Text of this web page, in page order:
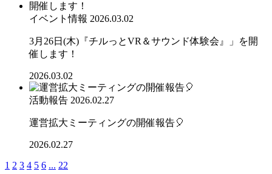
イベント情報 2026.03.02
3月26日(木)『チルっとVR＆サウンド体験会』」を開
催します！
2026.03.02
活動報告 2026.02.27
運営拡大ミーティングの開催報告🎈
2026.02.27
1 2 3 4 5 6 ... 22